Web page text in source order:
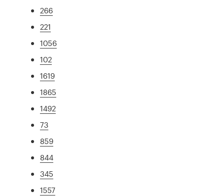
266
221
1056
102
1619
1865
1492
73
859
844
345
1557